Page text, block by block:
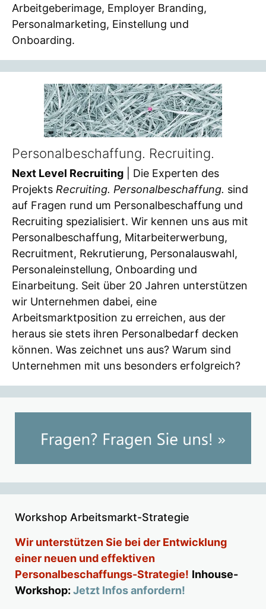
Arbeitgeberimage, Employer Branding,
Personalmarketing, Einstellung und
Onboarding.
Personalbeschaffung. Recruiting.
Next Level Recruiting | Die Experten des
Projekts Recruiting. Personalbeschaffung. sind
auf Fragen rund um Personalbeschaffung und
Recruiting spezialisiert. Wir kennen uns aus mit
Personalbeschaffung, Mitarbeiterwerbung,
Recruitment, Rekrutierung, Personalauswahl,
Personaleinstellung, Onboarding und
Einarbeitung. Seit über 20 Jahren unterstützen
wir Unternehmen dabei, eine
Arbeitsmarktposition zu erreichen, aus der
heraus sie stets ihren Personalbedarf decken
können. Was zeichnet uns aus? Warum sind
Unternehmen mit uns besonders erfolgreich?
Workshop Arbeitsmarkt-Strategie
Wir unterstützen Sie bei der Entwicklung
einer neuen und effektiven
Personalbeschaffungs-Strategie! Inhouse-
Workshop: Jetzt Infos anfordern!